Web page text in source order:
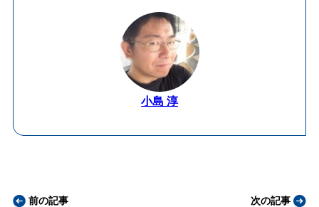
小島 淳
前の記事 次の記事